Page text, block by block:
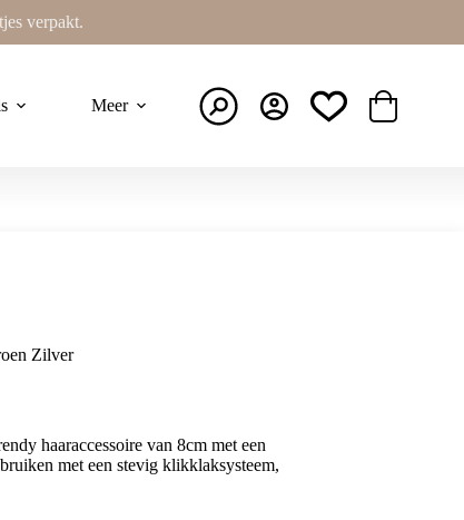
verpakt.
Meer Winkelwagen
Zilver
haaraccessoire van 8cm met een
met een stevig klikklaksysteem,